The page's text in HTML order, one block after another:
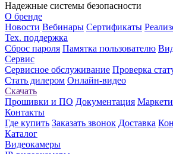
Надежные системы безопасности
О бренде
Новости Вебинары Сертификаты
Тех. поддержка
Сброс пароля Памятка пользователю
Сервис
Сервисное обслуживание Проверка
Стать дилером Онлайн-видео
Скачать
Прошивки и ПО Документация
Контакты
Где купить Заказать звонок Доставка
Каталог
Видеокамеры